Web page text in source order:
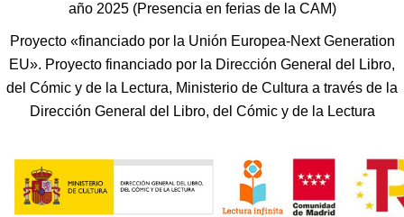
año 2025 (Presencia en ferias de la CAM)
Proyecto «financiado por la Unión Europea-Next Generation
EU». Proyecto financiado por la Dirección General del Libro,
del Cómic y de la Lectura, Ministerio de Cultura a través de la
Dirección General del Libro, del Cómic y de la Lectura